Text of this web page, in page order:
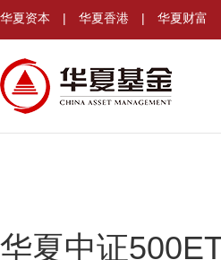
华夏资本 | 华夏香港 | 华夏财富
华夏中证